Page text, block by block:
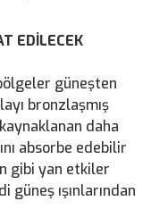
EDİLECEK
güneşten
bronzlaşmış
daha
absorbe edebilir
gibi yan etkiler
ışınlarından